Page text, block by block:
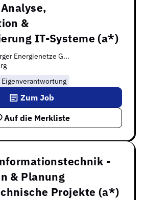
&
IT-Systeme (a*)
Energienetze G...
Eigenverantwortung
Auf die Merkliste
Zum Job
-
& Planung
Projekte (a*)